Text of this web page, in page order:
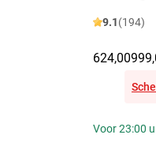
9.1(194)
624,00
Voor 23:00